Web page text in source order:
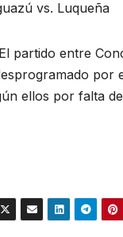
vs. Luqueña
partido entre
por
ellos por falta